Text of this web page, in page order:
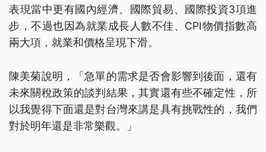
表現當中更有國內經濟、國際貿易、國際投資3項進
步，不過也因為就業成長人數不佳、CPI物價指數高
兩大項，就業和價格呈現下滑。
陳美菊說明，「急單的需求是否會影響到後面，還有
未來關稅政策的談判結果，其實還有些不確定性，所
以我覺得下面還是對台灣來講是具有挑戰性的，我們
對於明年還是非常樂觀。」